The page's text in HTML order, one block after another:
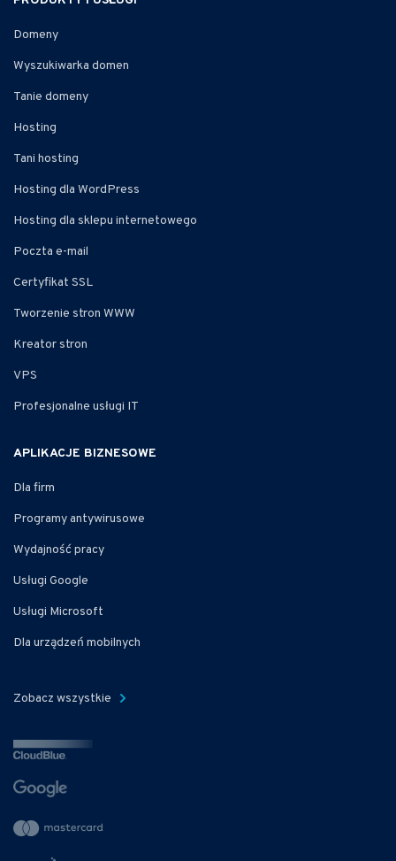
Domeny
Wyszukiwarka domen
Tanie domeny
Hosting
Tani hosting
Hosting dla WordPress
Hosting dla sklepu internetowego
Poczta e-mail
Certyfikat SSL
Tworzenie stron WWW
Kreator stron
VPS
Profesjonalne usługi IT
APLIKACJE BIZNESOWE
Dla firm
Programy antywirusowe
Wydajność pracy
Usługi Google
Usługi Microsoft
Dla urządzeń mobilnych
Zobacz wszystkie